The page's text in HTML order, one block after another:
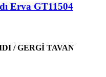
Erva GT11504
/ GERGİ TAVAN